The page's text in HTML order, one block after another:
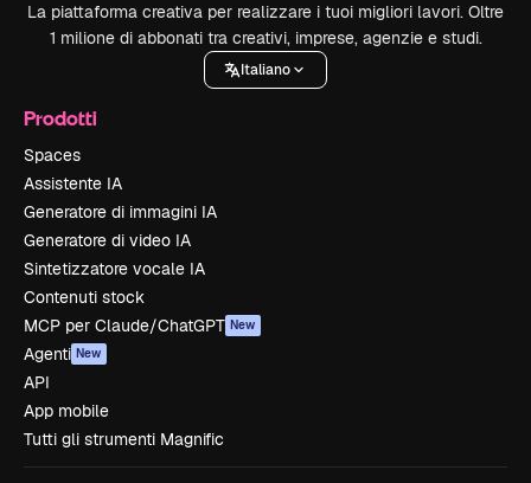
La piattaforma creativa per realizzare i tuoi migliori lavori. Oltre
1 milione di abbonati tra creativi, imprese, agenzie e studi.
Italiano
Prodotti
Spaces
Assistente IA
Generatore di immagini IA
Generatore di video IA
Sintetizzatore vocale IA
Contenuti stock
MCP per Claude/ChatGPT New
Agenti New
API
App mobile
Tutti gli strumenti Magnific